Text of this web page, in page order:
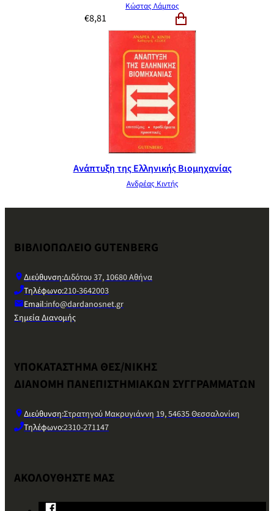
Κώστας Λάμπος
€8,81
Ανάπτυξη της Ελληνικής Βιομηχανίας
Ανδρέας Κιντής
ΒΙΒΛΙΟΠΩΛΕΙΟ GUTENBERG
Διεύθυνση:Διδότου 37, 10680 Αθήνα
Τηλέφωνο:210-3642003
Email:info@dardanosnet.gr
Σημεία Διανομής
ΥΠΟΚΑΤΑΣΤΗΜΑ ΘΕΣ/ΝΙΚΗΣ
ΔΙΑΝΟΜΗ ΠΑΝΕΠΙΣΤΗΜΙΑΚΩΝ ΣΥΓΓΡΑΜΜΑΤΩΝ
Διεύθυνση:Στρατηγού Μακρυγιάννη 19, 54635 Θεσσαλονίκη
Τηλέφωνο:2310-271147
ΑΚΟΛΟΥΘΗΣΤΕ ΜΑΣ